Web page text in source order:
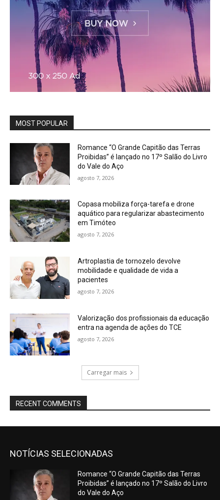
MOST POPULAR
Romance “O Grande Capitão das Terras
Proibidas” é lançado no 17º Salão do Livro
do Vale do Aço
agosto 7, 2026
Copasa mobiliza força-tarefa e drone
aquático para regularizar abastecimento
em Timóteo
agosto 7, 2026
Artroplastia de tornozelo devolve
mobilidade e qualidade de vida a
pacientes
agosto 7, 2026
Valorização dos profissionais da educação
entra na agenda de ações do TCE
agosto 7, 2026
Carregar mais
RECENT COMMENTS
NOTÍCIAS SELECIONADAS
Romance “O Grande Capitão das Terras
Proibidas” é lançado no 17º Salão do Livro
do Vale do Aço